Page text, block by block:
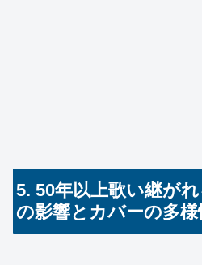
5. 50年以上歌い継が
の影響とカバーの多様